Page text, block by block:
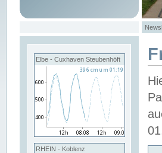
Elbe - Cuxhaven Steubenhöft
RHEIN - Koblenz